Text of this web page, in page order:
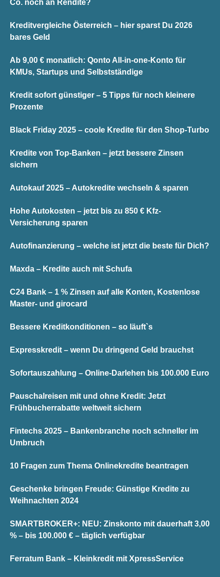
Co. noch an Rendite?
Kreditvergleiche Österreich – hier sparst Du 2026
bares Geld
Ab 9,00 € monatlich: Qonto All-in-one-Konto für
KMUs, Startups und Selbstständige
Kredit sofort günstiger – 5 Tipps für noch kleinere
Prozente
Black Friday 2025 – coole Kredite für den Shop-Turbo
Kredite von Top-Banken – jetzt bessere Zinsen
sichern
Autokauf 2025 – Autokredite wechseln & sparen
Hohe Autokosten – jetzt bis zu 850 € Kfz-
Versicherung sparen
Autofinanzierung – welche ist jetzt die beste für Dich?
Maxda – Kredite auch mit Schufa
C24 Bank – 1 % Zinsen auf alle Konten, Kostenlose
Master- und girocard
Bessere Kreditkonditionen – so läuft`s
Expresskredit – wenn Du dringend Geld brauchst
Sofortauszahlung – Online-Darlehen bis 100.000 Euro
Pauschalreisen mit und ohne Kredit: Jetzt
Frühbucherrabatte weltweit sichern
Fintechs 2025 – Bankenbranche noch schneller im
Umbruch
10 Fragen zum Thema Onlinekredite beantragen
Geschenke bringen Freude: Günstige Kredite zu
Weihnachten 2024
SMARTBROKER+: NEU: Zinskonto mit dauerhaft 3,00
% – bis 100.000 € – täglich verfügbar
Ferratum Bank – Kleinkredit mit XpressService